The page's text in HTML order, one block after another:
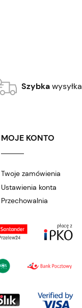
Szybkawysyłka
MOJE KONTO
Twoje zamówienia
Ustawienia konta
Przechowalnia